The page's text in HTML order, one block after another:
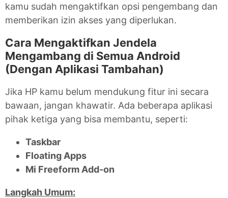
kamu sudah mengaktifkan opsi pengembang dan
memberikan izin akses yang diperlukan.
Cara Mengaktifkan Jendela
Mengambang di Semua Android
(Dengan Aplikasi Tambahan)
Jika HP kamu belum mendukung fitur ini secara
bawaan, jangan khawatir. Ada beberapa aplikasi
pihak ketiga yang bisa membantu, seperti:
Taskbar
Floating Apps
Mi Freeform Add-on
Langkah Umum: